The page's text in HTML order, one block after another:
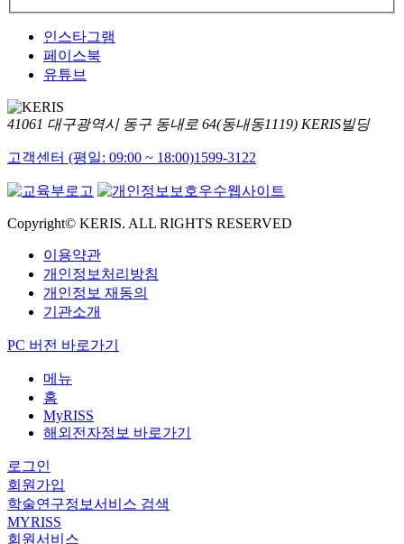
인스타그램
페이스북
유튜브
41061 대구광역시 동구 동내로 64(동내동1119) KERIS빌딩
고객센터 (평일: 09:00 ~ 18:00)1599-3122
Copyright© KERIS. ALL RIGHTS RESERVED
이용약관
개인정보처리방침
개인정보 재동의
기관소개
PC 버전 바로가기
메뉴
홈
MyRISS
해외전자정보 바로가기
로그인
회원가입
학술연구정보서비스 검색
MYRISS
회원서비스